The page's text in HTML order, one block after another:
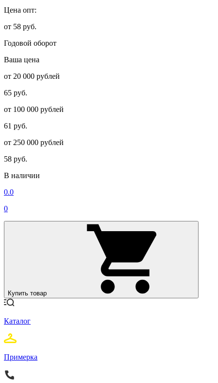
Цена опт:
от 58 руб.
Годовой оборот
Ваша цена
от 20 000 рублей
65 руб.
от 100 000 рублей
61 руб.
от 250 000 рублей
58 руб.
В наличии
0.0
0
Купить товар
Каталог
Примерка